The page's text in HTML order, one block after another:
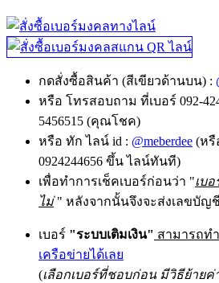
กดสั่งซื้อสินค้า (สีเขียวด้านบน) :
หรือ โทรสอบถาม ที่เบอร์ 092-
5456515 (คุณโชค)
หรือ ทัก ไลน์ id : @meberdee (หรื
0924244656 ขึ้น ไลน์ทันที)
เพื่อทำการเช็คเบอร์ก่อนว่า "เบ
ไม่" หลังจากนั้นจึงจะส่งเลขบัญ
เบอร์ "ระบบเติมเงิน" สามารถท
เครือข่ายได้เลย
(เลือกเบอร์ที่ชอบก่อน มีวิธีย้ายค่